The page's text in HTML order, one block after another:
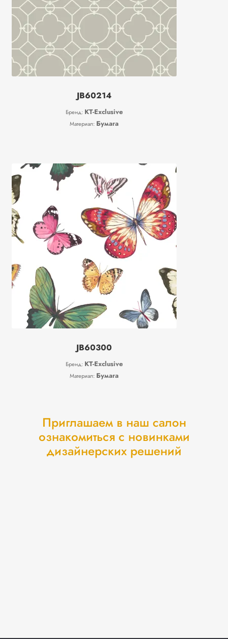
JB60214
Бренд: KT-Exclusive
Материал: Бумага
JB60300
Бренд: KT-Exclusive
Материал: Бумага
Приглашаем в наш салон
ознакомиться с новинками
дизайнерских решений